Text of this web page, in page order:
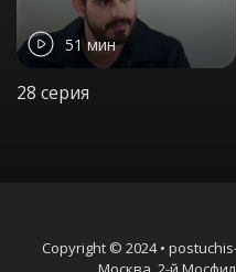
51 мин
28 серия
Copyright © 2024 •